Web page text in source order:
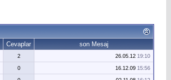
Cevaplar son Mesaj
2 26.05.12 19:10
0 16.12.09 15:56